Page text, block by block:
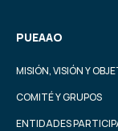
PUEAAO
MISIÓN, VISIÓN Y
COMITÉ Y GRUPOS
ENTIDADES